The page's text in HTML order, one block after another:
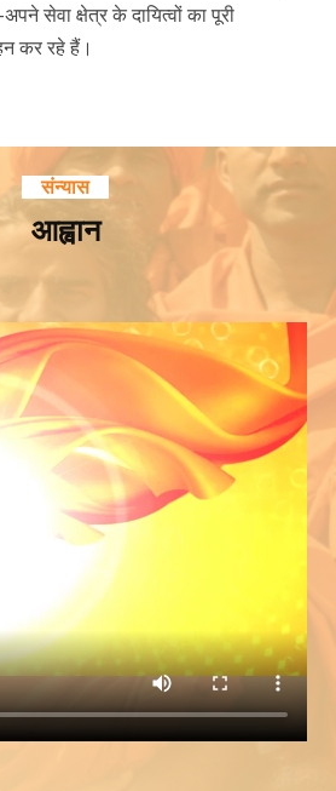
सेवा क्षेत्र के दायित्वों का पूरी
कर रहे हैं।
संन्यास
आह्वान